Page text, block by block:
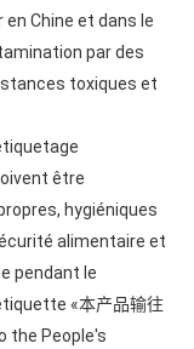
Chine et dans le
par des
toxiques et
être
hygiéniques
alimentaire et
pendant le
«本产品输往
the People's